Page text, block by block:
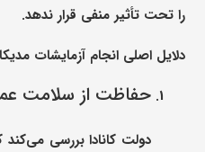
را تحت تأثیر منفی قرار ندهد.
دلایل اصلی انجام آزمایشات
حفاظت از سلامت
دولت کانادا بررسی